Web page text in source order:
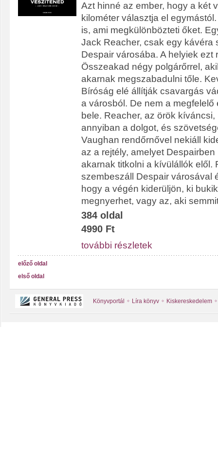
Azt hinné az ember, hogy a két
kilométer választja el
is, ami megkülönbözteti őket.
Jack Reacher, csak egy kávéra
Despair városába. A helyiek ezt
Összeakad négy polgárőrrel,
akarnak megszabadulni tőle.
Bíróság elé állítják csavargás
a városból. De nem a megfelelő
bele. Reacher, az örök
annyiban a dolgot, és
Vaughan rendőrnővel nekiáll
az a rejtély, amelyet
akarnak titkolni a kívülállók elől.
szembeszáll Despair városával
hogy a végén kiderüljön, ki
megnyerhet, vagy az, aki
384 oldal
4990 Ft
további részletek
előző oldal
első oldal
Könyvportál Líra könyv Kiskereskedelem